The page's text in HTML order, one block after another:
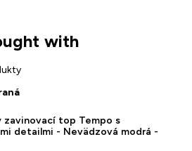
with
zavinovací top Tempo s
detailmi - Nevädzová modrá -